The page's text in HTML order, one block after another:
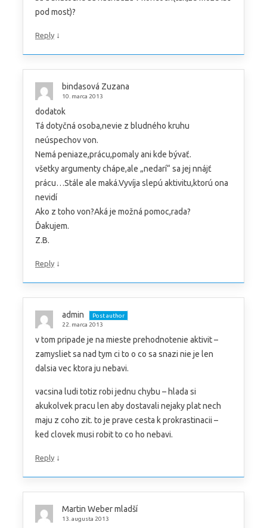
pod most)?
Reply ↓
bindasová Zuzana
10. marca 2013
dodatok
Tá dotyčná osoba,nevie z bludného kruhu
neúspechov von.
Nemá peniaze,prácu,pomaly ani kde bývať.
všetky argumenty chápe,ale „nedarí“ sa jej nnájť
prácu…Stále ale maká.Vyvíja slepú aktivitu,ktorú ona
nevidí
Ako z toho von?Aká je možná pomoc,rada?
Ďakujem.
Z.B.
Reply ↓
admin
Post author
22. marca 2013
v tom pripade je na mieste prehodnotenie aktivit –
zamysliet sa nad tym ci to o co sa snazi nie je len
dalsia vec ktora ju nebavi.
vacsina ludi totiz robi jednu chybu – hlada si
akukolvek pracu len aby dostavali nejaky plat nech
maju z coho zit. to je prave cesta k prokrastinacii –
ked clovek musi robit to co ho nebavi.
Reply ↓
Martin Weber mladší
13. augusta 2013